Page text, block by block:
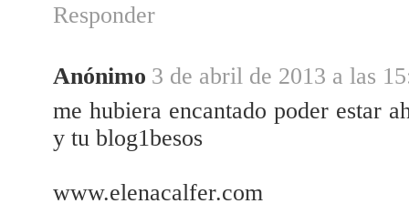
Responder
Anónimo 3 de abril de 2013 a las
me hubiera encantado poder estar
y tu blog1besos
www.elenacalfer.com